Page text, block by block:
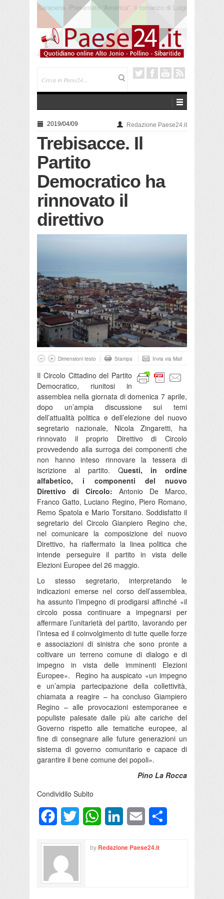
Trebisacce. Cento anni per la processione in mare
di San Rocco. Arriva la reliquia
2019/04/09 Redazione Paese24.it
Trebisacce. Il
Partito
Democratico ha
rinnovato il
direttivo
Dimensioni testo Stampa Invia via Mail
Il Circolo Cittadino del Partito
Democratico, riunitosi in
assemblea nella giornata di domenica 7 aprile,
dopo un’ampia discussione sui temi
dell’attualità politica e dell’elezione del nuovo
segretario nazionale, Nicola Zingaretti, ha
rinnovato il proprio Direttivo di Circolo
provvedendo alla surroga dei componenti che
non hanno inteso rinnovare la tessera di
iscrizione al partito. Questi, in ordine
alfabetico, i componenti del nuovo
Direttivo di Circolo: Antonio De Marco,
Franco Gatto, Luciano Regino, Piero Romano,
Remo Spatola e Mario Torsitano. Soddisfatto il
segretario del Circolo Gianpiero Regino che,
nel comunicare la composizione del nuovo
Direttivo, ha riaffermato la linea politica che
intende perseguire il partito in vista delle
Elezioni Europee del 26 maggio.
Lo stesso segretario, interpretando le
indicazioni emerse nel corso dell’assemblea,
ha assunto l’impegno di prodigarsi affinché «il
circolo possa continuare a impegnarsi per
affermare l’unitarietà del partito, lavorando per
l’intesa ed il coinvolgimento di tutte quelle forze
e associazioni di sinistra che sono pronte a
coltivare un terreno comune di dialogo e di
impegno in vista delle imminenti Elezioni
Europee». Regino ha auspicato «un impegno
e un’ampia partecipazione della collettività,
chiamata a reagire – ha concluso Giampiero
Regino – alle provocazioni estemporanee e
populiste palesate dalle più alte cariche del
Governo rispetto alle tematiche europee, al
fine di consegnare alle future generazioni un
sistema di governo comunitario e capace di
garantire il bene comune dei popoli».
Pino La Rocca
Condividilo Subito
FacebookTwitter WhatsAppLinkedInEmail
by Redazione Paese24.it